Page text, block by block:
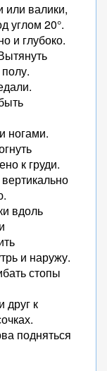
или валики,
углом 20°.
и глубоко.
ногами.
к груди.
вдоль
и наружу.
стопы
друг к
подняться